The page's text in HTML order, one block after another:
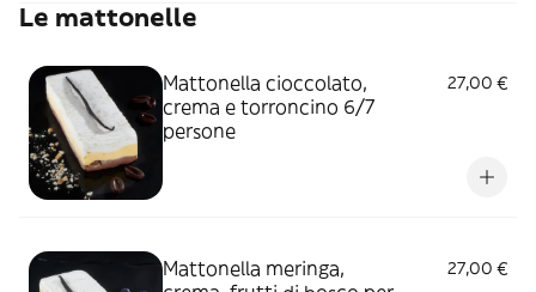
Le mattonelle
Mattonella cioccolato,
crema e torroncino 6/7
persone
27,00 €
Mattonella meringa,
27,00 €